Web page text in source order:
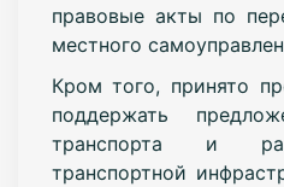
правовые акты по
местного
Кром того, принято
поддержать
транспорта и
транспортной